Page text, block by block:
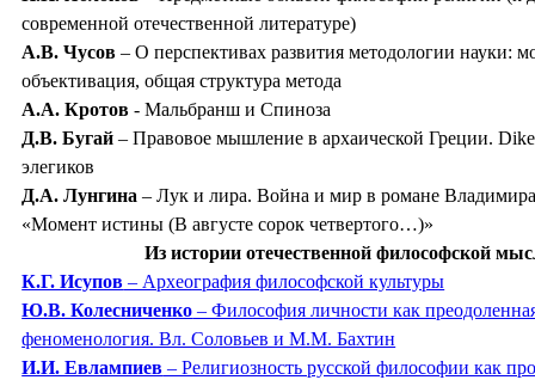
современной отечественной литературе)
А.В. Чусов – О перспективах развития методологии науки:
объективация, общая структура метода
А.А. Кротов - Мальбранш и Спиноза
Д.В. Бугай – Правовое мышление в архаической Греции.Dike
элегиков
Д.А. Лунгина – Лук и лира. Война и мир в романе
«Момент истины (В августе сорок четвертого…)»
Из истории отечественной философской
К.Г. Исупов – Археография философской культуры
Ю.В. Колесниченко – Философия личности как
феноменология. Вл. Соловьев и М.М. Бахтин
И.И. Евлампиев – Религиозность русской философии как